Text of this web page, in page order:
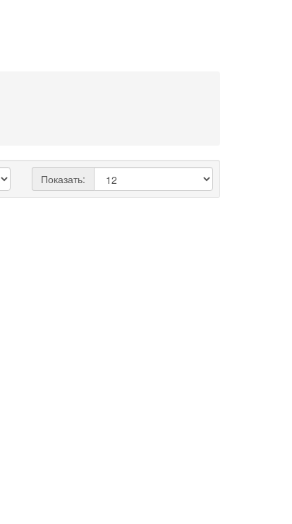
Показать: